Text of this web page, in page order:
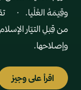
وقِيَمَهُ العُلْيا. ·
من قِبَلِ التيّار
وإصلاحها.
اقرأ على وجيز